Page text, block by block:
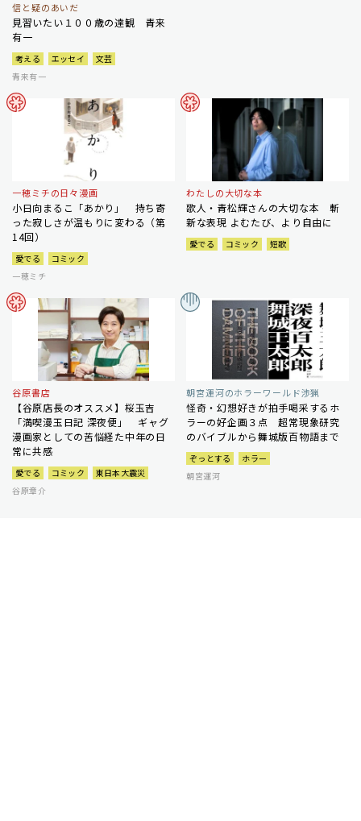
信と疑のあいだ
見習いたい１００歳の達観 青来
有一
考える エッセイ
文芸
青来有一
一穂ミチの日々漫画
小日向まるこ「あかり」 持ち寄
った寂しさが温もりに変わる（第
14回）
愛でる
コミック
一穂ミチ
わたしの大切な本
歌人・青松輝さんの大切な本 斬
新な表現 よむたび、より自由に
愛でる コミック 短歌
谷原書店
【谷原店長のオススメ】桜玉吉
「満喫漫玉日記 深夜便」 ギャグ
漫画家としての苦悩経た中年の日
常に共感
愛でる コミック
東日本大震災
谷原章介
朝宮運河のホラーワールド渉猟
怪奇・幻想好きが拍手喝采するホ
ラーの好企画３点 超常現象研究
のバイブルから舞城版百物語まで
ぞっとする
ホラー
朝宮運河